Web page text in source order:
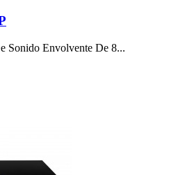
Sonido Envolvente De 8...